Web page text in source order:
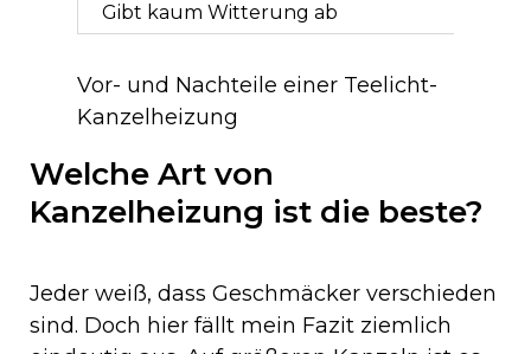
Gibt kaum Witterung ab
Vor- und Nachteile einer Teelicht-
Kanzelheizung
Welche Art von
Kanzelheizung ist die beste?
Jeder weiß, dass Geschmäcker verschieden
sind. Doch hier fällt mein Fazit ziemlich